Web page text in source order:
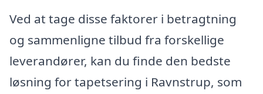
Ved at tage disse faktorer i betragtning
og sammenligne tilbud fra forskellige
leverandører, kan du finde den bedste
løsning for tapetsering i Ravnstrup, som